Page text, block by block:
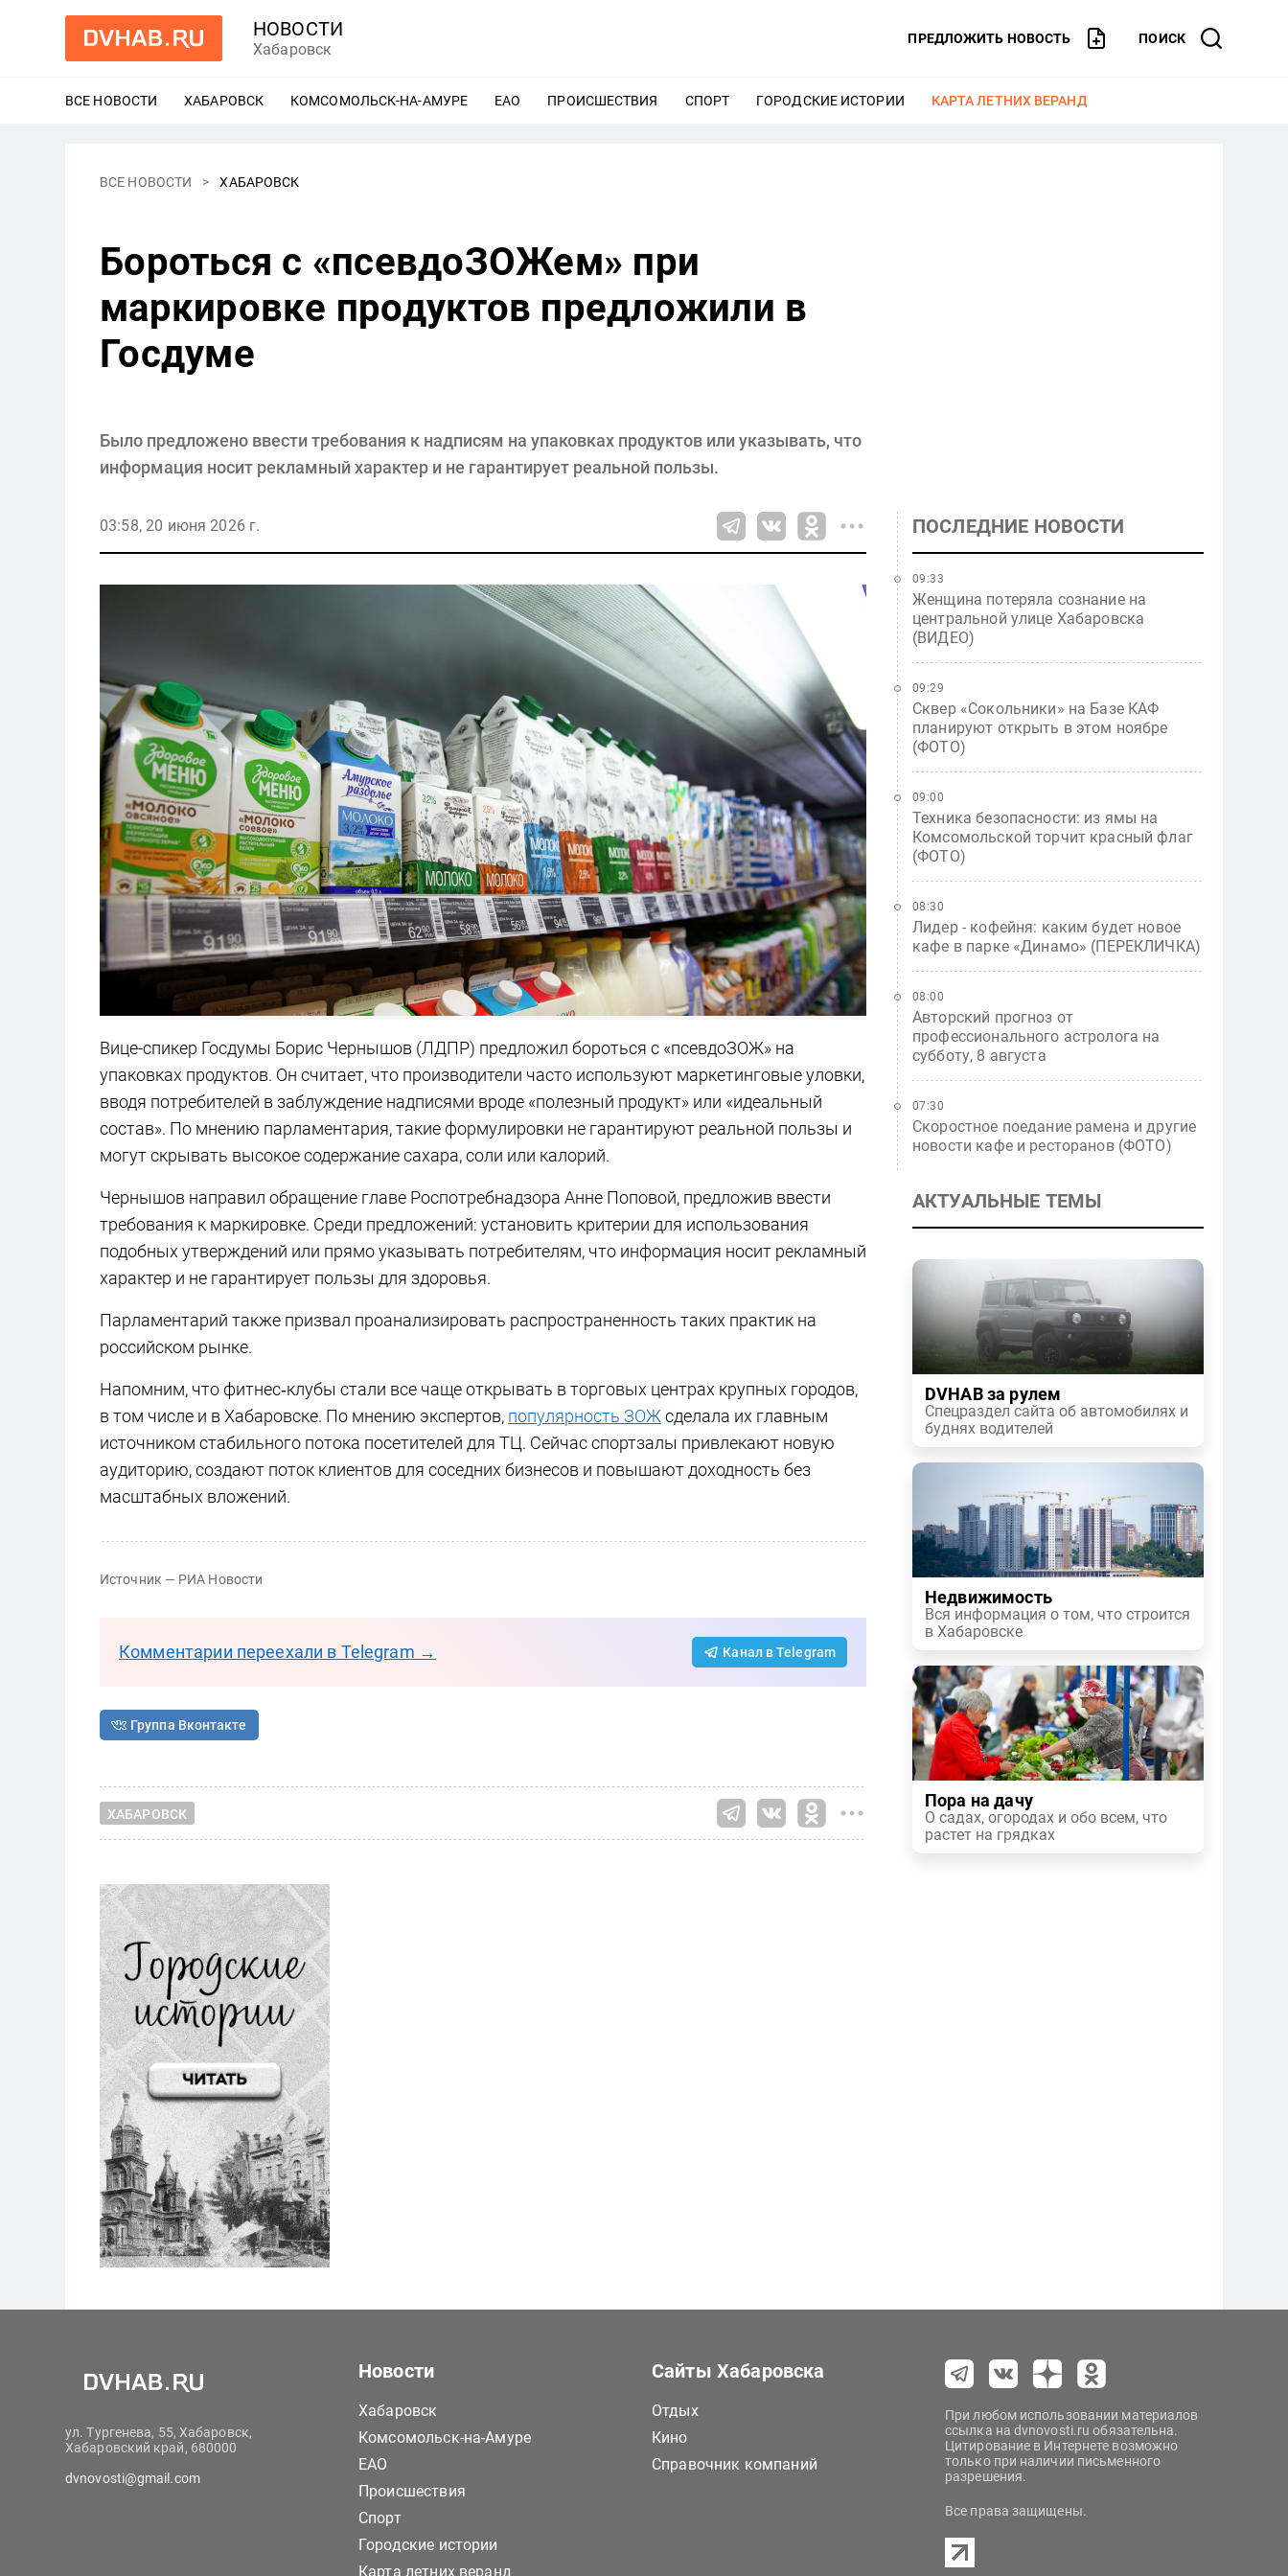
НОВОСТИ
Хабаровск
ПРЕДЛОЖИТЬ НОВОСТЬ ПОИСК
ВСЕ НОВОСТИ ХАБАРОВСК ЕЩЕ
КОМСОМОЛЬСК-НА-АМУРЕ ЕЩЕ
ЕАО ЕЩЕ
ПРОИСШЕСТВИЯ ЕЩЕ
СПОРТ ЕЩЕ
ГОРОДСКИЕ ИСТОРИИ ЕЩЕ
КАРТА ЛЕТНИХ ВЕРАНД
ВСЕ НОВОСТИ ХАБАРОВСК
Бороться с «псевдоЗОЖем» при
маркировке продуктов предложили в
Госдуме
Было предложено ввести требования к надписям на упаковках продуктов или указывать, что
информация носит рекламный характер и не гарантирует реальной пользы.
03:58, 20 июня 2026 г.
Вице-спикер Госдумы Борис Чернышов (ЛДПР) предложил бороться с «псевдоЗОЖ» на
упаковках продуктов. Он считает, что производители часто используют маркетинговые уловки,
вводя потребителей в заблуждение надписями вроде «полезный продукт» или «идеальный
состав». По мнению парламентария, такие формулировки не гарантируют реальной пользы и
могут скрывать высокое содержание сахара, соли или калорий.
Чернышов направил обращение главе Роспотребнадзора Анне Поповой, предложив ввести
требования к маркировке. Среди предложений: установить критерии для использования
подобных утверждений или прямо указывать потребителям, что информация носит рекламный
характер и не гарантирует пользы для здоровья.
Парламентарий также призвал проанализировать распространенность таких практик на
российском рынке.
Напомним, что фитнес‑клубы стали все чаще открывать в торговых центрах крупных городов,
в том числе и в Хабаровске. По мнению экспертов, популярность ЗОЖ сделала их главным
источником стабильного потока посетителей для ТЦ. Сейчас спортзалы привлекают новую
аудиторию, создают поток клиентов для соседних бизнесов и повышают доходность без
масштабных вложений.
Источник — РИА Новости
Комментарии переехали в Telegram → Канал в Telegram
Группа Вконтакте
ХАБАРОВСК
ПОСЛЕДНИЕ НОВОСТИ
Женщина потеряла сознание на
центральной улице Хабаровска
(ВИДЕО)
09:33
Сквер «Сокольники» на Базе КАФ
планируют открыть в этом ноябре
(ФОТО)
09:29
Техника безопасности: из ямы на
Комсомольской торчит красный флаг
(ФОТО)
09:00
Лидер - кофейня: каким будет новое
кафе в парке «Динамо» (ПЕРЕКЛИЧКА)
08:30
Авторский прогноз от
профессионального астролога на
субботу, 8 августа
08:00
Скоростное поедание рамена и другие
новости кафе и ресторанов (ФОТО)
07:30
АКТУАЛЬНЫЕ ТЕМЫ
DVHAB за рулем
Спецраздел сайта об автомобилях и
буднях водителей
Недвижимость
Вся информация о том, что строится
в Хабаровске
Пора на дачу
О садах, огородах и обо всем, что
растет на грядках
ул. Тургенева, 55, Хабаровск,
Хабаровский край, 680000
dvnovosti@gmail.com
Новости
Хабаровск
Комсомольск-на-Амуре
ЕАО
Происшествия
Спорт
Городские истории
Карта летних веранд
Сайты Хабаровска
Отдых
Кино
Справочник компаний
При любом использовании материалов
ссылка на dvnovosti.ru обязательна.
Цитирование в Интернете возможно
только при наличии письменного
разрешения.
Все права защищены.